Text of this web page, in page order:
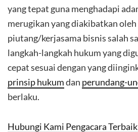
yang tepat guna menghadapi
merugikan yang diakibatkan
piutang/kerjasama bisnis salah
langkah-langkah hukum yang
cepat sesuai dengan yang
prinsip hukumdan perundang-
berlaku.
Hubungi Kami Pengacara